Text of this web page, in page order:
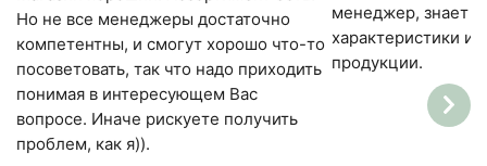
Но не все менеджеры достаточно
компетентны, и смогут хорошо что-то
посоветовать, так что надо приходить
понимая в интересующем Вас
вопросе. Иначе рискуете получить
проблем, как я)).
менеджер, знает
характеристики и
продукции.